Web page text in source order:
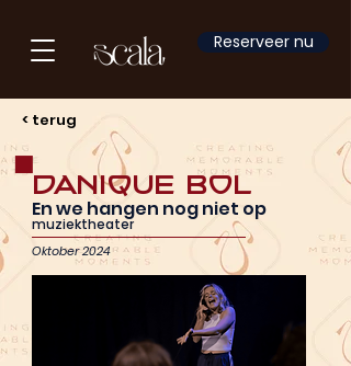
Reserveer nu
< terug
Danique Bol
En we hangen nog niet op
muziektheater
Oktober 2024